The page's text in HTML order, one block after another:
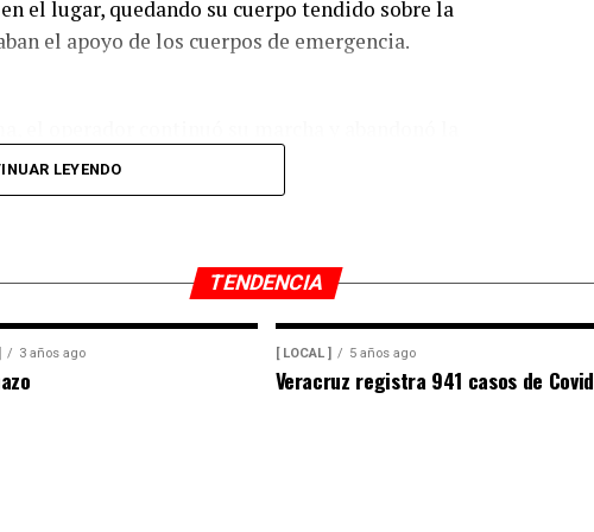
el lugar, quedando su cuerpo tendido sobre la
el apoyo de los cuerpos de emergencia.
para tratar de ubicar tanto al
abandonado en el cruce de la calle 26 y la
LEYENDO
TENDENCIA
3 años ago [ LOCAL ] 5 años ago
Veracruz registra 941 casos de Covid